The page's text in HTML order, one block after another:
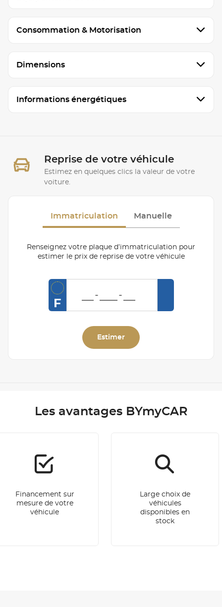
Consommation & Motorisation
Dimensions
Informations énergétiques
Reprise de votre véhicule
Estimez en quelques clics la valeur de votre
voiture.
Immatriculation Manuelle
Renseignez votre plaque d’immatriculation pour
estimer le prix de reprise de votre véhicule
F
Estimer
Les avantages BYmyCAR
Financement sur
mesure de votre
véhicule
Large choix de
véhicules
disponibles en
stock